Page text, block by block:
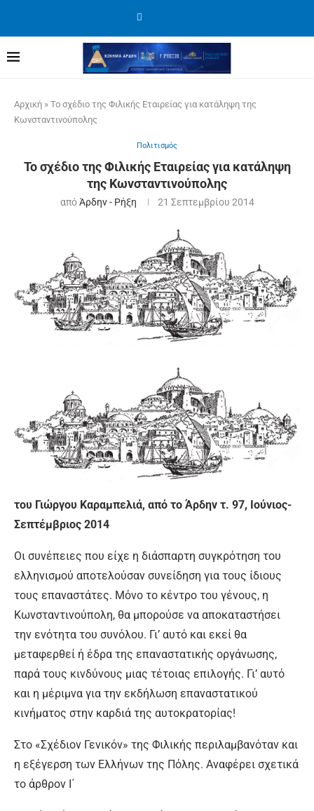
Αρχική » Το σχέδιο της Φιλικής Εταιρείας για κατάληψη της
Κωνσταντινούπολης
Πολιτισμός
Το σχέδιο της Φιλικής Εταιρείας για κατάληψη
της Κωνσταντινούπολης
απόΆρδην - Ρήξη 21 Σεπτεμβρίου 2014
του Γιώργου Καραμπελιά, από το Άρδην τ. 97, Ιούνιος-
Σεπτέμβριος 2014
Οι συνέπειες που είχε η διάσπαρτη συγκρότηση του
ελληνισμού αποτελούσαν συνείδηση για τους ίδιους
τους επαναστάτες. Μόνο το κέντρο του γένους, η
Κωνσταντινούπολη, θα μπορούσε να αποκαταστήσει
την ενότητα του συνόλου. Γι’ αυτό και εκεί θα
μεταφερθεί ή έδρα της επαναστατικής οργάνωσης,
παρά τους κινδύνους μιας τέτοιας επιλογής. Γι’ αυτό
και η μέριμνα για την εκδήλωση επαναστατικού
κινήματος στην καρδιά της αυτοκρατορίας!
Στο «Σχέδιον Γενικόν» της Φιλικής περιλαμβανόταν και
η εξέγερση των Ελλήνων της Πόλης. Αναφέρει σχετικά
το άρθρον Ι΄